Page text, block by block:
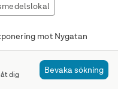
mot Nygatan
dig
Bevaka sökning